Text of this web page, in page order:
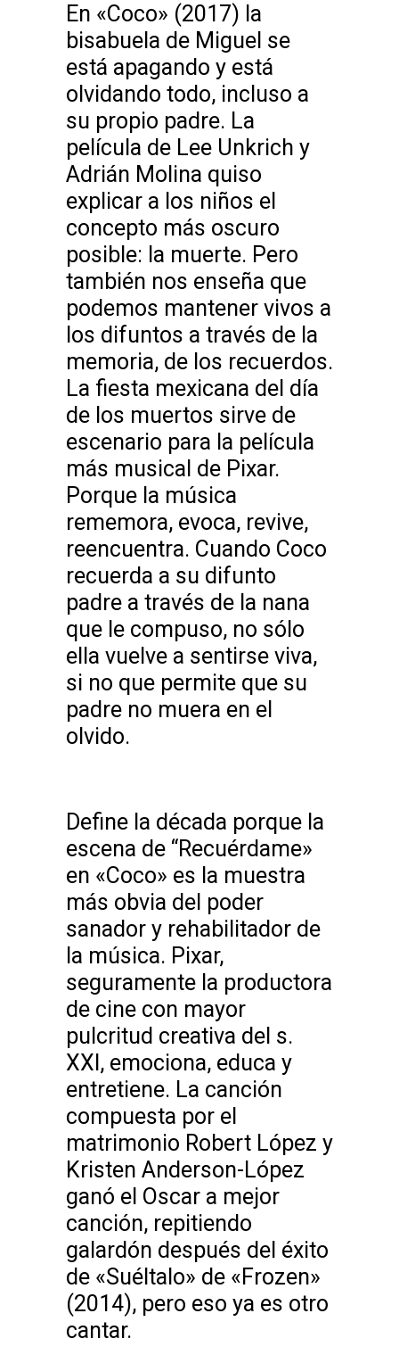
En «Coco» (2017) la
bisabuela de Miguel se
está apagando y está
olvidando todo, incluso a
su propio padre. La
película de Lee Unkrich y
Adrián Molina quiso
explicar a los niños el
concepto más oscuro
posible: la muerte. Pero
también nos enseña que
podemos mantener vivos a
los difuntos a través de la
memoria, de los recuerdos.
La fiesta mexicana del día
de los muertos sirve de
escenario para la película
más musical de Pixar.
Porque la música
rememora, evoca, revive,
reencuentra. Cuando Coco
recuerda a su difunto
padre a través de la nana
que le compuso, no sólo
ella vuelve a sentirse viva,
si no que permite que su
padre no muera en el
olvido.
Define la década porque la
escena de “Recuérdame»
en «Coco» es la muestra
más obvia del poder
sanador y rehabilitador de
la música. Pixar,
seguramente la productora
de cine con mayor
pulcritud creativa del s.
XXI, emociona, educa y
entretiene. La canción
compuesta por el
matrimonio Robert López y
Kristen Anderson-López
ganó el Oscar a mejor
canción, repitiendo
galardón después del éxito
de «Suéltalo» de «Frozen»
(2014), pero eso ya es otro
cantar.